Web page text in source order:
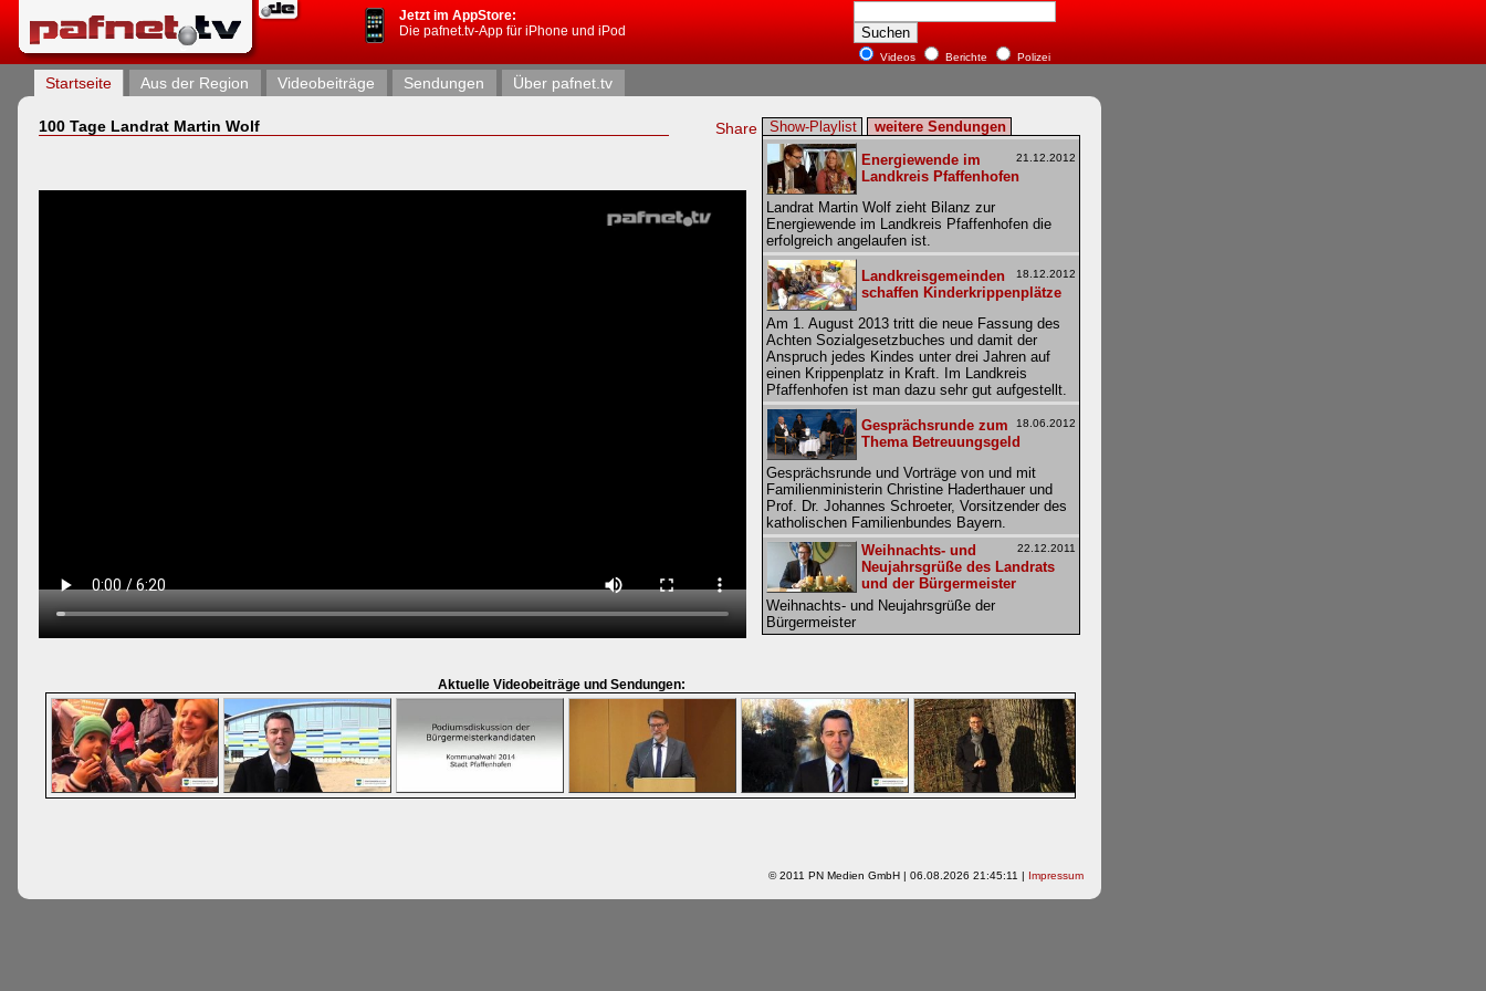
Jetzt im AppStore:
Die pafnet.tv-App für iPhone und iPod
Videos Berichte Polizei
Startseite Aus der Region Videobeiträge Sendungen Über pafnet.tv
100 Tage Landrat Martin Wolf Share Show-Playlist weitere Sendungen
21.12.2012
Energiewende im
Landkreis Pfaffenhofen
Landrat Martin Wolf zieht Bilanz zur
Energiewende im Landkreis Pfaffenhofen die
erfolgreich angelaufen ist.
18.12.2012
Landkreisgemeinden
schaffen Kinderkrippenplätze
Am 1. August 2013 tritt die neue Fassung des
Achten Sozialgesetzbuches und damit der
Anspruch jedes Kindes unter drei Jahren auf
einen Krippenplatz in Kraft. Im Landkreis
Pfaffenhofen ist man dazu sehr gut aufgestellt.
18.06.2012
Gesprächsrunde zum
Thema Betreuungsgeld
Gesprächsrunde und Vorträge von und mit
Familienministerin Christine Haderthauer und
Prof. Dr. Johannes Schroeter, Vorsitzender des
katholischen Familienbundes Bayern.
22.12.2011
Weihnachts- und
Neujahrsgrüße des Landrats
und der Bürgermeister
Weihnachts- und Neujahrsgrüße der
Bürgermeister
Landrat Martin Wolf zur geplanten Aussenstelle
des Landratsamtes in Vohburg
20.12.2011
2011 in Pfaffenhofen -
Ein satirischer Jahresrückblick
Urheberrecht und Privatsphäre
- Ist das noch zeitgemäß?
Aktuelle Videobeiträge und Sendungen:
© 2011 PN Medien GmbH | 06.08.2026 21:45:11 | Impressum